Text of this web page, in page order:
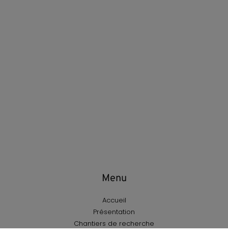
Menu
Accueil
Présentation
Chantiers de recherche